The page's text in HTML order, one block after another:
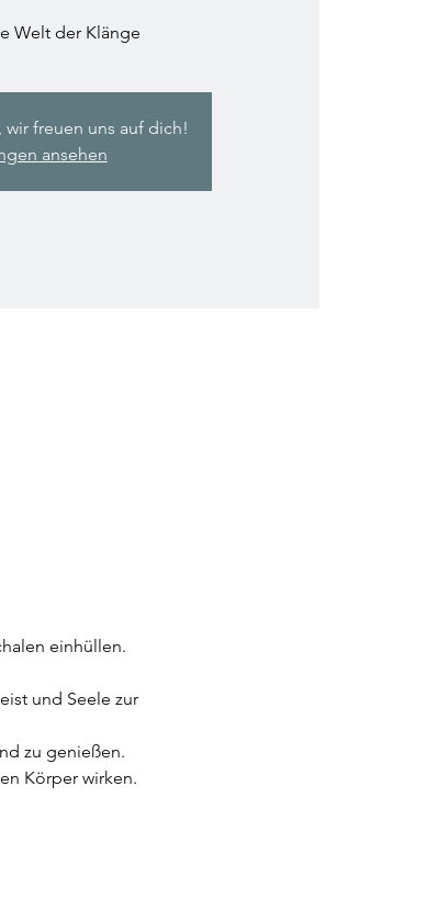
Welt der Klänge
freuen uns auf dich!
ansehen
einhüllen.
und Seele zur
zu genießen.
Körper wirken.